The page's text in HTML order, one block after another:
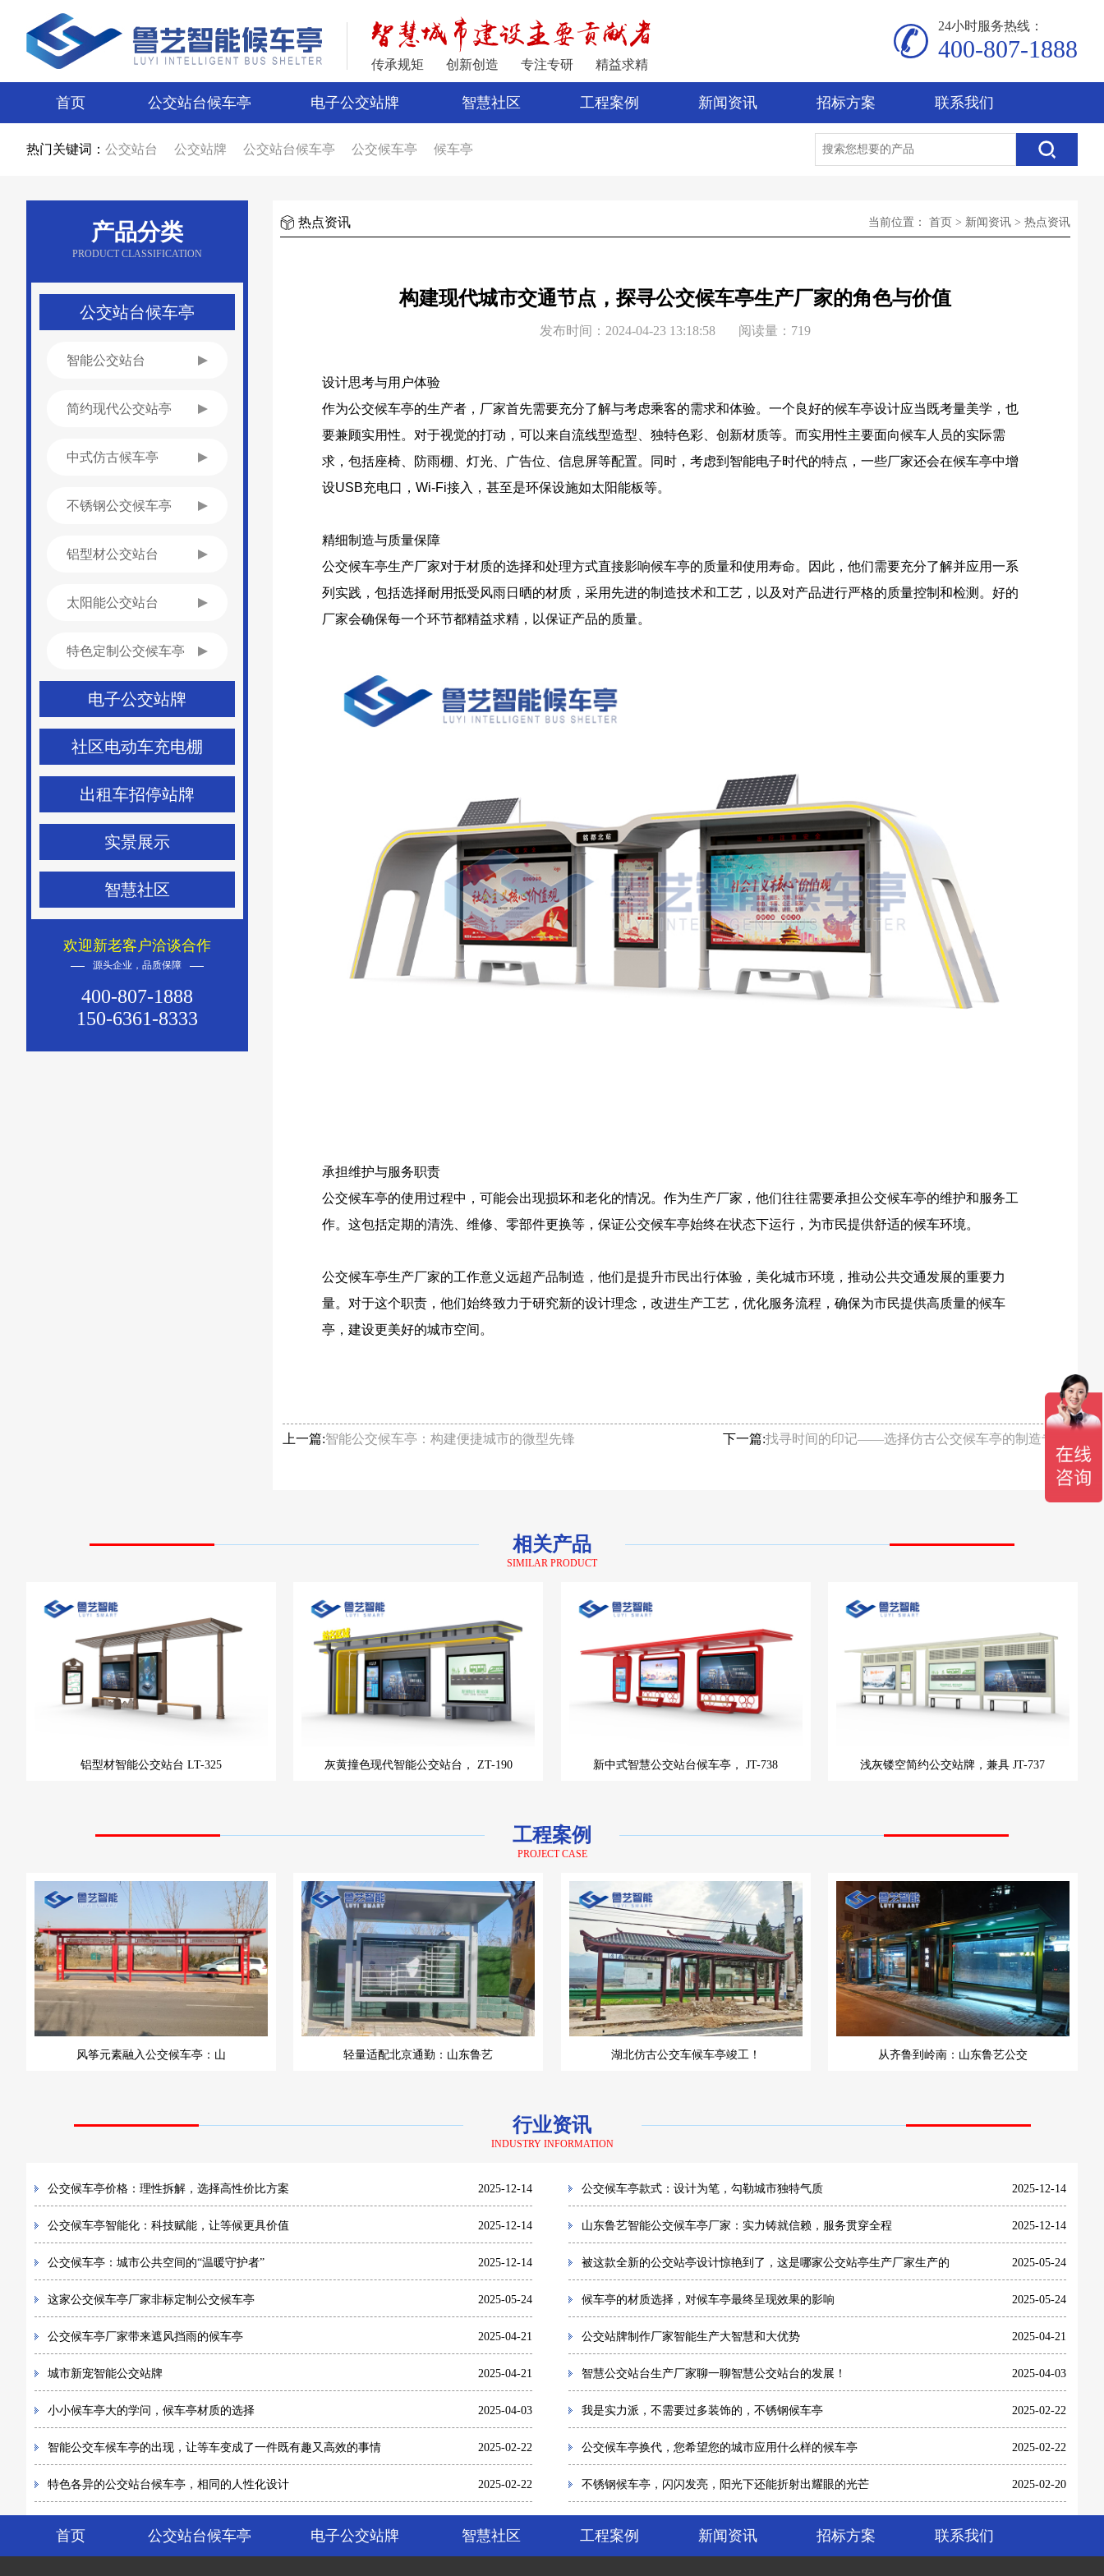
传承规矩 创新创造 专注专研 精益求精
24小时服务热线：
400-807-1888
首页 公交站台候车亭 电子公交站牌 智慧社区 工程案例 新闻资讯 招标方案 联系我们
热门关键词： 公交站台 公交站牌 公交站台候车亭 公交候车亭
候车亭
电子站牌厂家
公交站台厂家
候车亭图片
宿迁候车亭
宿迁电子站牌
电子站牌设计
公交站台设计
新款候车亭
新款电子站牌
公交站台报价
不锈钢候车亭
制作候车亭
乡镇候车亭
公交站亭厂家
产品分类
PRODUCT CLASSIFICATION
公交站台候车亭
智能公交站台
简约现代公交站亭
中式仿古候车亭
不锈钢公交候车亭
铝型材公交站台
太阳能公交站台
特色定制公交候车亭
电子公交站牌
社区电动车充电棚
出租车招停站牌
实景展示
智慧社区
欢迎新老客户洽谈合作
源头企业，品质保障
400-807-1888
150-6361-8333
热点资讯 当前位置： 首页 > 新闻资讯 > 热点资讯
构建现代城市交通节点，探寻公交候车亭生产厂家的角色与价值
发布时间：2024-04-23 13:18:58 阅读量：719
设计思考与用户体验
作为公交候车亭的生产者，厂家首先需要充分了解与考虑乘客的需求和体验。一个良好的候车亭设计应当既考量美学，也
要兼顾实用性。对于视觉的打动，可以来自流线型造型、独特色彩、创新材质等。而实用性主要面向候车人员的实际需
求，包括座椅、防雨棚、灯光、广告位、信息屏等配置。同时，考虑到智能电子时代的特点，一些厂家还会在候车亭中增
设USB充电口，Wi-Fi接入，甚至是环保设施如太阳能板等。
精细制造与质量保障
公交候车亭生产厂家对于材质的选择和处理方式直接影响候车亭的质量和使用寿命。因此，他们需要充分了解并应用一系
列实践，包括选择耐用抵受风雨日晒的材质，采用先进的制造技术和工艺，以及对产品进行严格的质量控制和检测。好的
厂家会确保每一个环节都精益求精，以保证产品的质量。
承担维护与服务职责
公交候车亭的使用过程中，可能会出现损坏和老化的情况。作为生产厂家，他们往往需要承担公交候车亭的维护和服务工
作。这包括定期的清洗、维修、零部件更换等，保证公交候车亭始终在状态下运行，为市民提供舒适的候车环境。
公交候车亭生产厂家的工作意义远超产品制造，他们是提升市民出行体验，美化城市环境，推动公共交通发展的重要力
量。对于这个职责，他们始终致力于研究新的设计理念，改进生产工艺，优化服务流程，确保为市民提供高质量的候车
亭，建设更美好的城市空间。
上一篇:智能公交候车亭：构建便捷城市的微型先锋 下一篇:找寻时间的印记——选择仿古公交候车亭的制造专家
相关产品
SIMILAR PRODUCT
铝型材智能公交站台 LT-325 灰黄撞色现代智能公交站台， ZT-190 新中式智慧公交站台候车亭， JT-738 浅灰镂空简约公交站牌，兼具 JT-737
工程案例
PROJECT CASE
风筝元素融入公交候车亭：山 轻量适配北京通勤：山东鲁艺 湖北仿古公交车候车亭竣工！ 从齐鲁到岭南：山东鲁艺公交
行业资讯
INDUSTRY INFORMATION
公交候车亭价格：理性拆解，选择高性价比方案 2025-12-14 公交候车亭款式：设计为笔，勾勒城市独特气质 2025-12-14
公交候车亭智能化：科技赋能，让等候更具价值 2025-12-14 山东鲁艺智能公交候车亭厂家：实力铸就信赖，服务贯穿全程 2025-12-14
公交候车亭：城市公共空间的“温暖守护者” 2025-12-14 被这款全新的公交站亭设计惊艳到了，这是哪家公交站亭生产厂家生产的 2025-05-24
这家公交候车亭厂家非标定制公交候车亭 2025-05-24 候车亭的材质选择，对候车亭最终呈现效果的影响 2025-05-24
公交候车亭厂家带来遮风挡雨的候车亭 2025-04-21 公交站牌制作厂家智能生产大智慧和大优势 2025-04-21
城市新宠智能公交站牌 2025-04-21 智慧公交站台生产厂家聊一聊智慧公交站台的发展！ 2025-04-03
小小候车亭大的学问，候车亭材质的选择 2025-04-03 我是实力派，不需要过多装饰的，不锈钢候车亭 2025-02-22
智能公交车候车亭的出现，让等车变成了一件既有趣又高效的事情 2025-02-22 公交候车亭换代，您希望您的城市应用什么样的候车亭 2025-02-22
特色各异的公交站台候车亭，相同的人性化设计 2025-02-22 不锈钢候车亭，闪闪发亮，阳光下还能折射出耀眼的光芒 2025-02-20
首页 公交站台候车亭 电子公交站牌 智慧社区 工程案例 新闻资讯 招标方案 联系我们